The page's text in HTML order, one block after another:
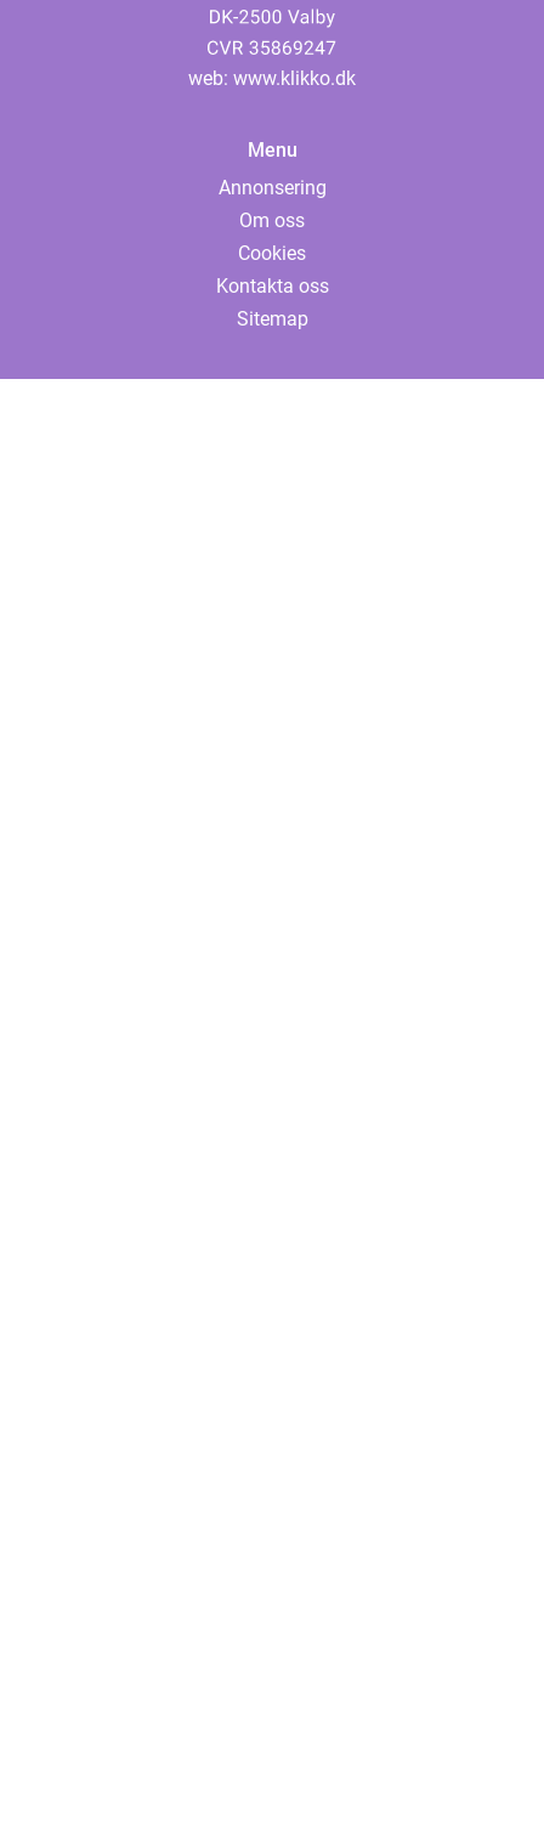
web: www.klikko.dk
Menu
Annonsering
Om oss
Cookies
Kontakta oss
Sitemap